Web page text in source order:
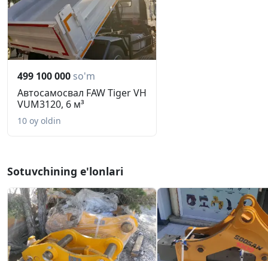
499 100 000 so'm
Автосамосвал FAW Tiger VH
VUM3120, 6 м³
10 oy oldin
Sotuvchining e'lonlari